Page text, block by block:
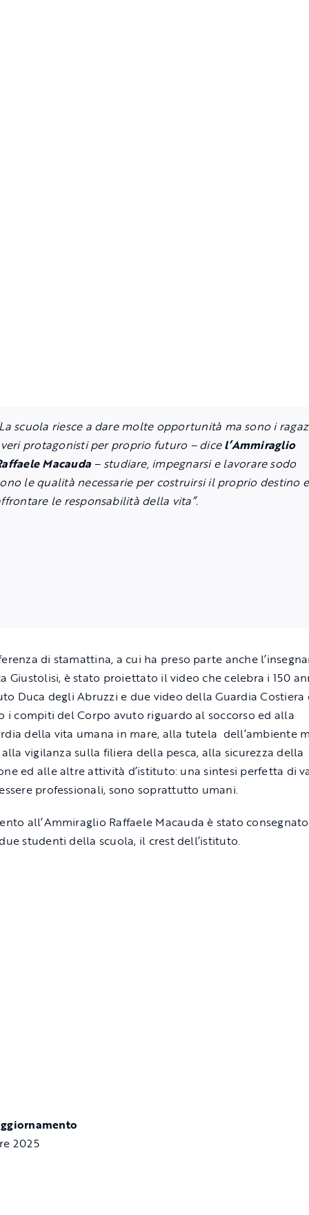
scuola riesce a dare molte opportunità ma sono i
protagonisti per proprio futuro– dicel’Ammiraglio
Macauda –studiare, impegnarsi e lavorare sodo
le qualità necessarie per costruirsi il proprio destino
le responsabilità della vita”.
di stamattina, a cui ha preso parte anche
Giustolisi, è stato proiettato il video che celebra i 150
Duca degli Abruzzi e due video della Guardia Costiera
i compiti del Corpo avuto riguardo al soccorso ed alla
della vita umana in mare, alla tutela dell’ambiente
vigilanza sulla filiera della pesca, alla sicurezza della
ed alle altre attività d’istituto: una sintesi perfetta di
professionali, sono soprattutto umani.
all’Ammiraglio Raffaele Macauda è stato
studenti della scuola, il crest dell’istituto.
2025